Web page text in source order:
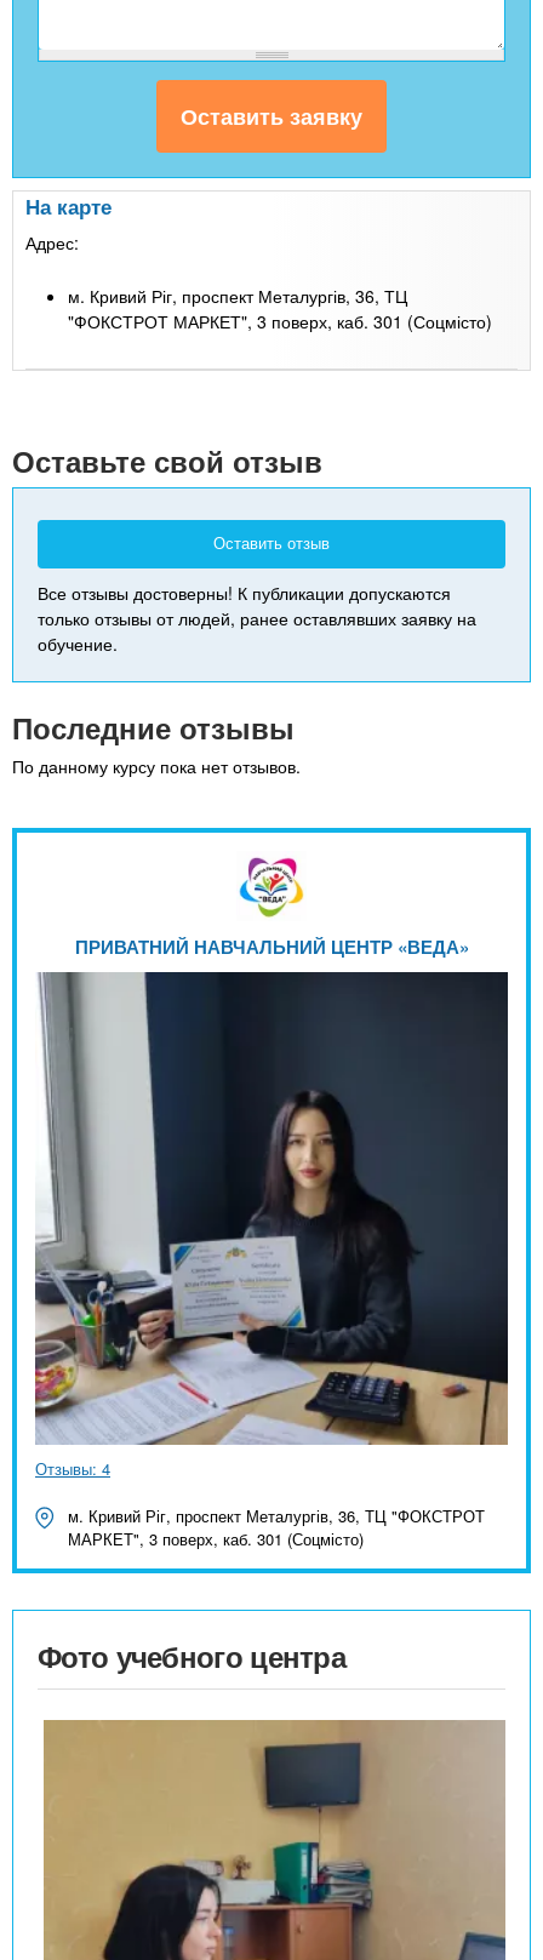
На карте
Адрес:
м. Кривий Ріг, проспект Металургів, 36, ТЦ
"ФОКСТРОТ МАРКЕТ", 3 поверх, каб. 301 (Соцмісто)
Оставьте свой отзыв
Оставить отзыв
Все отзывы достоверны! К публикации допускаются
только отзывы от людей, ранее оставлявших заявку на
обучение.
Последние отзывы
По данному курсу пока нет отзывов.
ПРИВАТНИЙ НАВЧАЛЬНИЙ ЦЕНТР «ВЕДА»
Отзывы: 4
м. Кривий Ріг, проспект Металургів, 36, ТЦ "ФОКСТРОТ
МАРКЕТ", 3 поверх, каб. 301 (Соцмісто)
Фото учебного центра